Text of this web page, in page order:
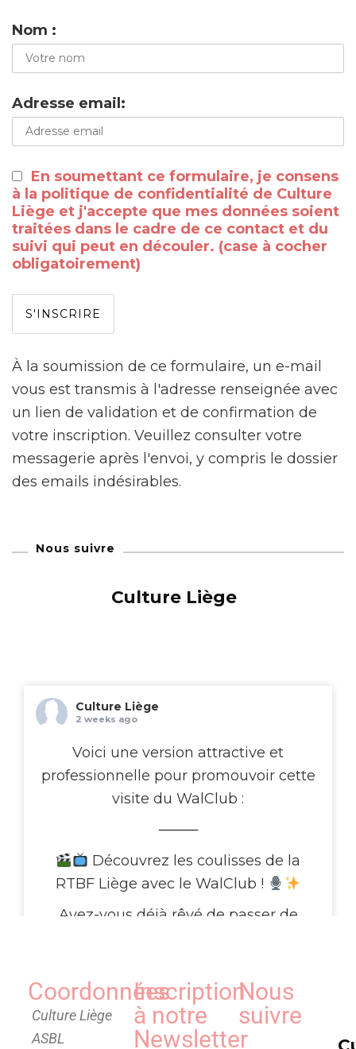
Nom :
Adresse email:
En soumettant ce formulaire, je consens
à la politique de confidentialité de Culture
Liège et j'accepte que mes données soient
traitées dans le cadre de ce contact et du
suivi qui peut en découler. (case à cocher
obligatoirement)
À la soumission de ce formulaire, un e-mail
vous est transmis à l'adresse renseignée avec
un lien de validation et de confirmation de
votre inscription. Veuillez consulter votre
messagerie après l'envoi, y compris le dossier
des emails indésirables.
Nous suivre
Culture Liège
Culture Liège
2 weeks ago
Voici une version attractive et
professionnelle pour promouvoir cette
visite du WalClub :
⸻
Découvrez les coulisses de la
RTBF Liège avec le WalClub !
Avez-vous déjà rêvé de passer de
exceptionnelle des studios de la RTBF
Média Rives, au cœur de Médiacité à
Liège. Pendant deux heures, plongez
Coordonnées
Culture Liège
ASBL
Inscription
à notre
Newsletter
Nous
suivre